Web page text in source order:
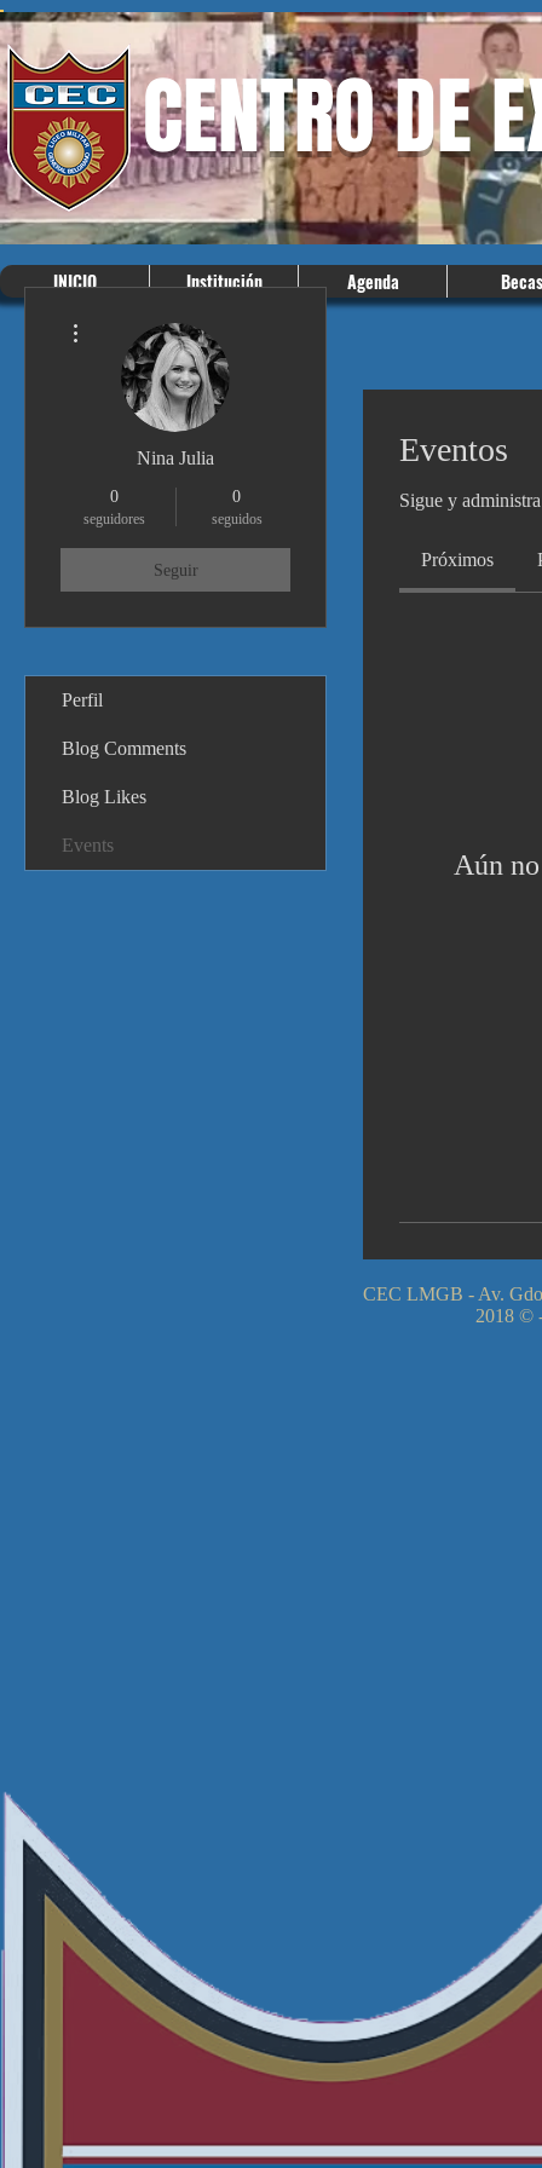
CENTRO DE
INICIO Institución Agenda Becas
Eventos
Sigue y
Próximos
Aún
Nina Julia
0
seguidores
0
seguidos
Seguir
Perfil
Blog Comments
Blog Likes
Events
CEC LMGB - Av.
2018 ©